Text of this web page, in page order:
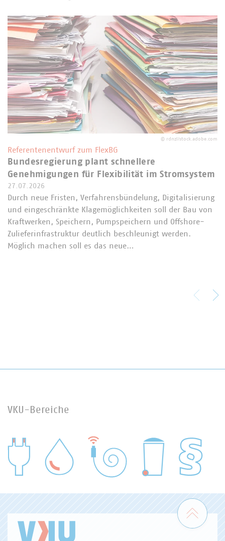
© rdnzl/stock.adobe.com
Referentenentwurf zum FlexBG
Bundesregierung plant schnellere
Genehmigungen für Flexibilität im Stromsystem
27.07.2026
Durch neue Fristen, Verfahrensbündelung, Digitalisierung
und eingeschränkte Klagemöglichkeiten soll der Bau von
Kraftwerken, Speichern, Pumpspeichern und Offshore-
Zulieferinfrastruktur deutlich beschleunigt werden.
Möglich machen soll es das neue…
VKU-Bereiche
WASSER/ABWASSER
Zum